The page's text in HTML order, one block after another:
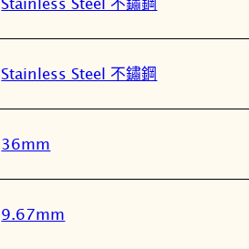
Stainless Steel 不鏽鋼
36mm
9.67mm